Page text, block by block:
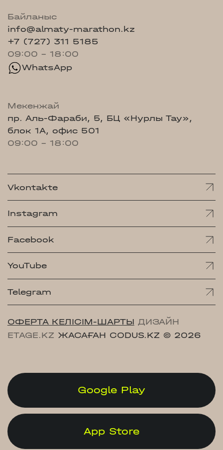
Байланыс
info@almaty-marathon.kz
+7 (727) 311 5185
09:00 - 18:00
WhatsApp
Мекенжай
пр. Аль-Фараби, 5, БЦ «Нурлы Тау»,
блок 1А, офис 501
09:00 - 18:00
Vkontakte
Instagram
Facebook
YouTube
Telegram
ОФЕРТА КЕЛІСІМ-ШАРТЫ ДИЗАЙН
ETAGE.KZ ЖАСАҒАН CODUS.KZ © 2026
Google Play
App Store